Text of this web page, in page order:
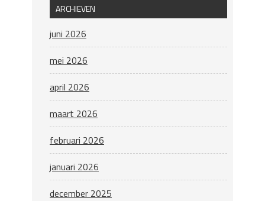
ARCHIEVEN
juni 2026
mei 2026
april 2026
maart 2026
februari 2026
januari 2026
december 2025